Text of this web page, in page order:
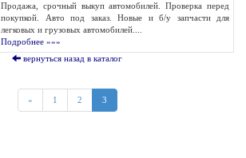
Продажа, срочный выкуп автомобилей. Проверка перед
покупкой. Авто под заказ. Новые и б/у запчасти для
легковых и грузовых автомобилей....
Подробнее »»»
вернуться назад в каталог
« 1 2 3